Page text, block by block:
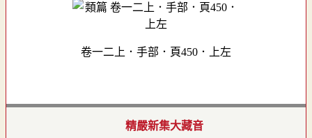
卷一二上．手部．頁450．上左
精嚴新集大藏音